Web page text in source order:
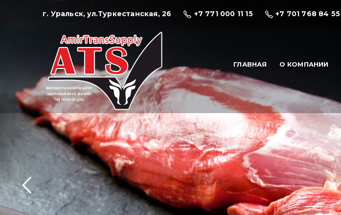
г. Уральск, ул.Туркестанская, 26 +7 771 000 11 15 +7 701 768 84 55
ГЛАВНАЯ О КОМПАНИИ